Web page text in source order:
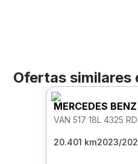
Ofertas similares
MERCEDES
VAN 517 18L 4325
20.401 km2023/